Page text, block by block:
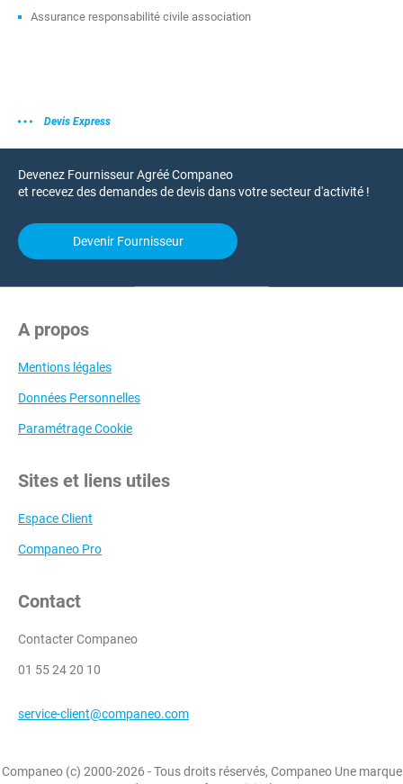
Assurance responsabilité civile association
Devis Express
Devenez Fournisseur Agréé Companeo
et recevez des demandes de devis dans votre secteur d'activité !
Devenir Fournisseur
A propos
Mentions légales
Données Personnelles
Paramétrage Cookie
Sites et liens utiles
Espace Client
Companeo Pro
Contact
Contacter Companeo
01 55 24 20 10
service-client@companeo.com
Companeo (c) 2000-2026 - Tous droits réservés, Companeo Une marque